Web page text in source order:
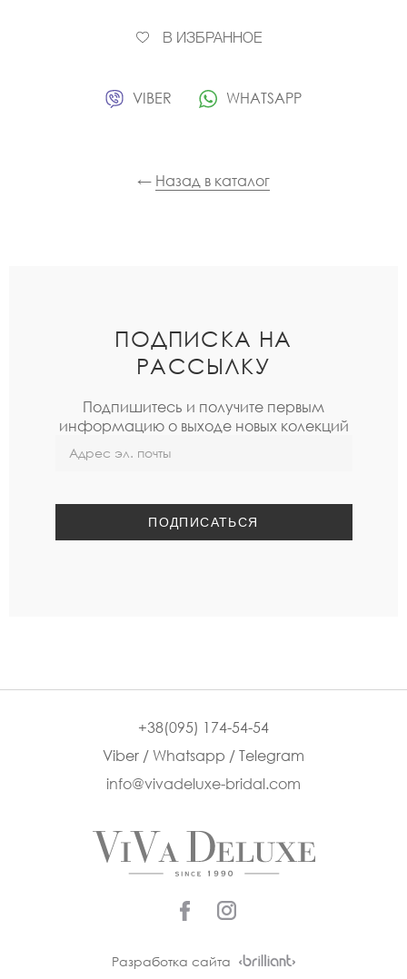
В ИЗБРАННОЕ
VIBER WHATSAPP
← Назад в каталог
ПОДПИСКА НА
РАССЫЛКУ
Подпишитесь и получите первым
информацию о выходе новых колекций
+38(095) 174-54-54
Viber / Whatsapp / Telegram
info@vivadeluxe-bridal.com
Разработка сайта